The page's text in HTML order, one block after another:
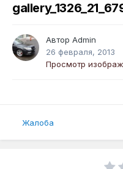
Автор Admin
26 февраля, 2013
Просмотр
Жалоба